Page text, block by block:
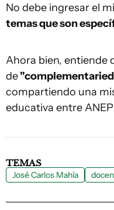
No debe ingresar el
temas que son
Ahora bien, entiende
de
compartiendo una
educativa entre ANEP
TEMAS
José Carlos Mahía